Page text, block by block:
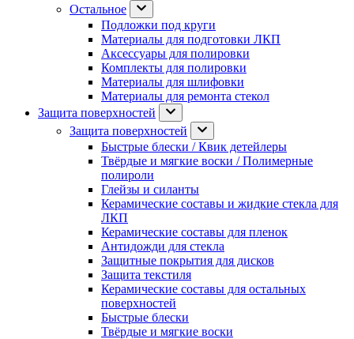
Остальное
Подложки под круги
Материалы для подготовки ЛКП
Аксессуары для полировки
Комплекты для полировки
Материалы для шлифовки
Материалы для ремонта стекол
Защита поверхностей
Защита поверхностей
Быстрые блески / Квик детейлеры
Твёрдые и мягкие воски / Полимерные
полироли
Глейзы и силанты
Керамические составы и жидкие стекла для
ЛКП
Керамические составы для пленок
Антидожди для стекла
Защитные покрытия для дисков
Защита текстиля
Керамические составы для остальных
поверхностей
Быстрые блески
Твёрдые и мягкие воски